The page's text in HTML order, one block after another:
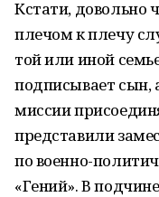
Кстати, довольно
плечом к плечу
той или иной
подписывает сын,
миссии
представили
по военно-
«Гений». В